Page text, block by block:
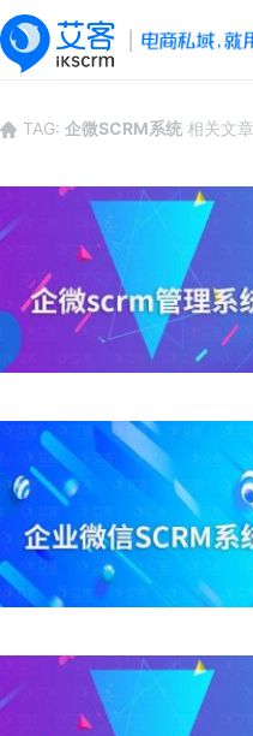
TAG: 企微SCRM系统 相关文章